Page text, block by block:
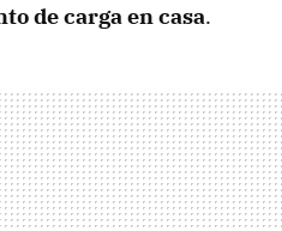
de carga en casa.